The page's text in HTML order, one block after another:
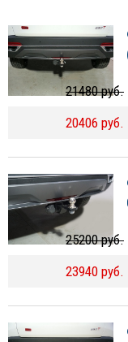
21480 руб.
20406 руб.
25200 руб.
23940 руб.